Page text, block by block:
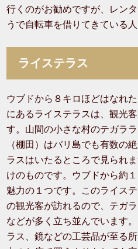
行くのがお勧めですが、レン
うで自転車を借りてきている人
ライステラス
ウブドから８キロほどはなれ
にあるライステラスは、観光
す。山間の小さな村のテガラ
（棚田）はバリ島でも有数の
ラスはいたるところで見られ
けのものです。ウブドから約
魅力の１つです。このライス
の観光客が訪れるので、テガ
などが多く立ち並んでいます
ラス、鏡などの工芸品が至る